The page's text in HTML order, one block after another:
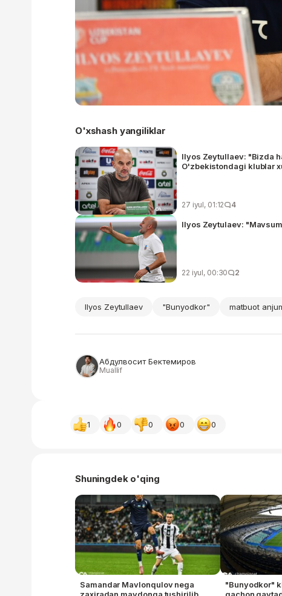
O'xshash yangiliklar
Ilyos Zeytullaev: "Bizda
O'zbekistondagi klublar
27 iyul, 01:12 4
Ilyos Zeytulaev:
22 iyul, 00:30 2
Ilyos Zeytullaev "Bunyodkor" matbuot
Абдулвосит Бектемиров
Muallif
1 0 0 0 0
Shuningdek o'qing
Samandar Mavlonqulov nega
"Bunyodkor"